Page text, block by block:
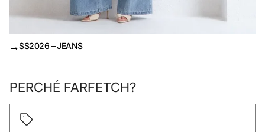
→SS2026 – JEANS
PERCHÉ FARFETCH?